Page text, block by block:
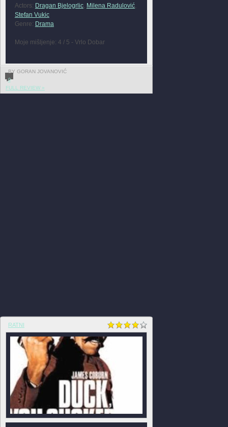
Actors: Dragan Bjelogrlic, Milena Radulović,
Stefan Vukic
Genre: Drama
Moje mišljenje: 4 / 5 - Vrlo Dobar
BY GORAN JOVANOVIĆ
0
FULL REVIEW »
RATNI